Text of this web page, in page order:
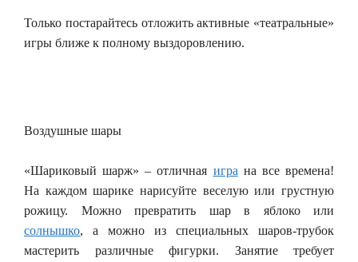
Только постарайтесь отложить активные «театральные»
игры ближе к полному выздоровлению.
Воздушные шары
«Шариковый шарж» – отличная игра на все времена!
На каждом шарике нарисуйте веселую или грустную
рожицу. Можно превратить шар в яблоко или
солнышко, а можно из специальных шаров-трубок
мастерить различные фигурки. Занятие требует